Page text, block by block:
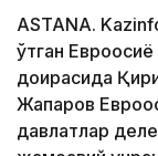
ASTANA.
ўтган
доирасида
Жапаров
давлатлар